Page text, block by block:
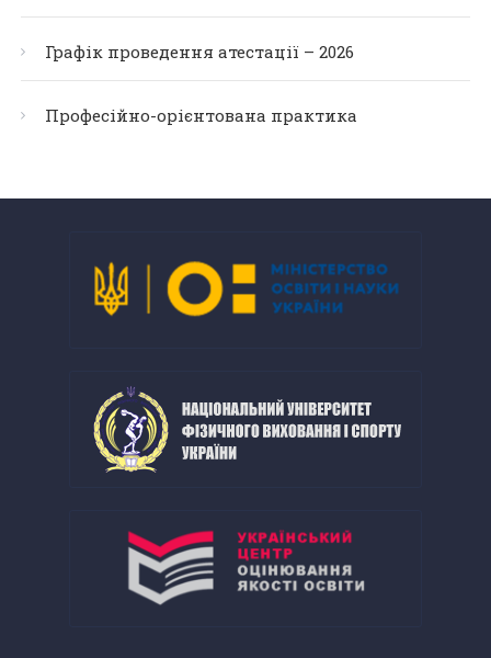
Графік проведення атестації – 2026
Професійно-орієнтована практика